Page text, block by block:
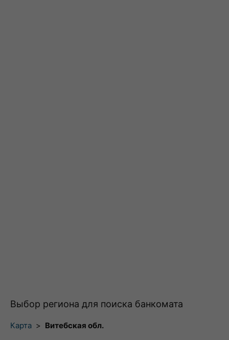
Выбор региона для поиска банкомата
Карта > Витебская обл.